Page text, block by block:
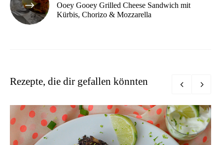
Ooey Gooey Grilled Cheese Sandwich mit
Kürbis, Chorizo & Mozzarella
Rezepte, die dir gefallen könnten